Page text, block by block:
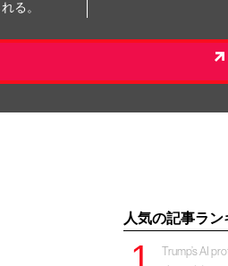
る。
人気の記事ラン
Trump’s AI